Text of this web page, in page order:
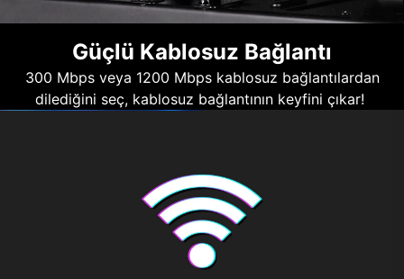
Güçlü Kablosuz Bağlantı
300 Mbps veya 1200 Mbps kablosuz bağlantılardan
dilediğini seç, kablosuz bağlantının keyfini çıkar!